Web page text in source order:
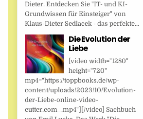
Dieter. Entdecken Sie "IT- und KI-
Grundwissen für Einsteiger" von
Klaus-Dieter Sedlacek - das perfekte...
Die Evolution der
Liebe
[video width="1280"
height="720"
mp4="https://toppbooks.de/wp-
content/uploads/2023/10/Evolution-
der-Liebe-online-video-
cutter.com_.mp4"][/video] Sachbuch